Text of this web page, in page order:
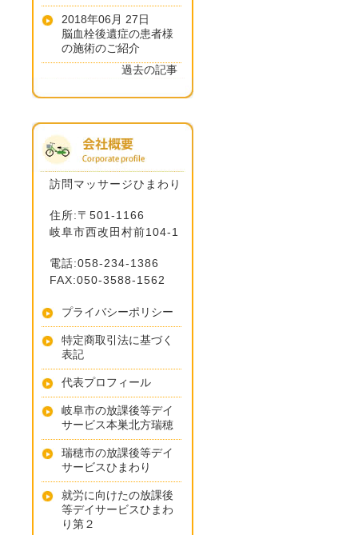
2018年06月 27日
脳血栓後遺症の患者様
の施術のご紹介
過去の記事
訪問マッサージひまわり
住所:〒501-1166
岐阜市西改田村前104-1
電話:058-234-1386
FAX:050-3588-1562
プライバシーポリシー
特定商取引法に基づく
表記
代表プロフィール
岐阜市の放課後等デイ
サービス本巣北方瑞穂
瑞穂市の放課後等デイ
サービスひまわり
就労に向けたの放課後
等デイサービスひまわ
り第２